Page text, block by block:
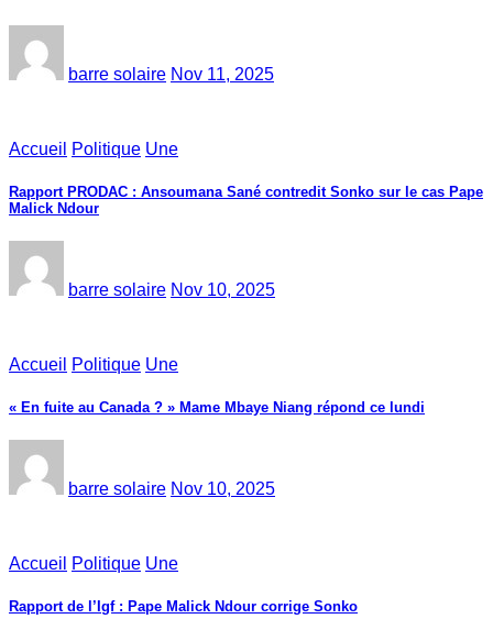
barre solaire Nov 11, 2025
Accueil Politique Une
Rapport PRODAC : Ansoumana Sané contredit Sonko sur le cas Pape
Malick Ndour
barre solaire Nov 10, 2025
Accueil Politique Une
« En fuite au Canada ? » Mame Mbaye Niang répond ce lundi
barre solaire Nov 10, 2025
Accueil Politique Une
Rapport de l’Igf : Pape Malick Ndour corrige Sonko